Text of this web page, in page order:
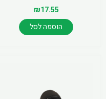
₪17.55
הוספה לסל